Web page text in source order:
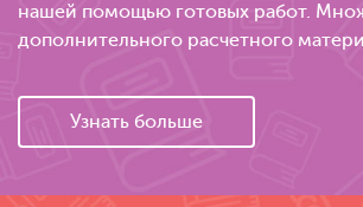
нашей помощью готовых работ.
дополнительного расчетного
Узнать больше